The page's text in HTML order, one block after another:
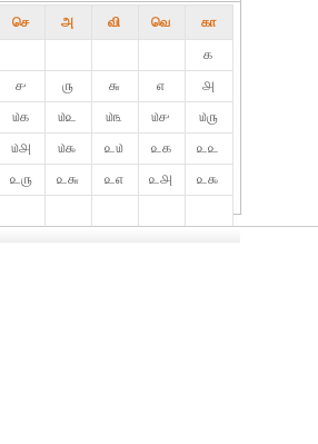
செ அ வி வெ கா
௧
௪ ௫ ௬ ௭
௮
௰௧ ௰௨ ௰௩ ௰௪
௰௫
௰௮ ௰௯ ௨௰ ௨௧
௨௨
௨௫ ௨௬ ௨௭ ௨௮
௨௯